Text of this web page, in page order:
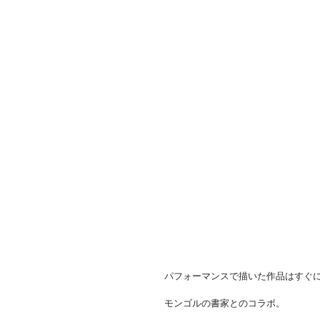
パフォーマンスで描いた作品はすぐ
モンゴルの書家とのコラボ。